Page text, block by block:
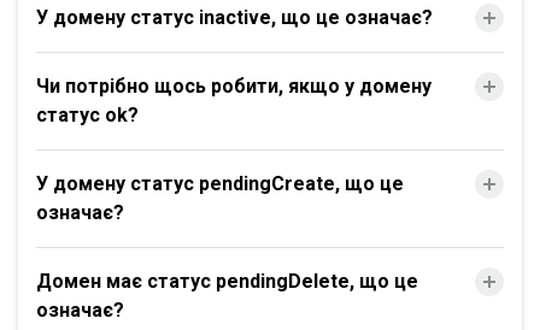
У домену статус inactive, що це означає?
Чи потрібно щось робити, якщо у домену
статус ok?
У домену статус pendingCreate, що це
означає?
Домен має статус pendingDelete, що це
означає?